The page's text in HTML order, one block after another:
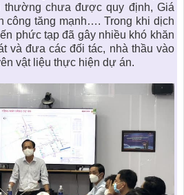
thường chưa được quy định, Giá
công tăng mạnh…. Trong khi dịch
phức tạp đã gây nhiều khó khăn
và đưa các đối tác, nhà thầu vào
vật liệu thực hiện dự án.